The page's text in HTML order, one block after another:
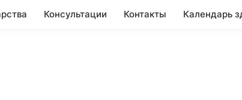
Консультации Контакты Календарь